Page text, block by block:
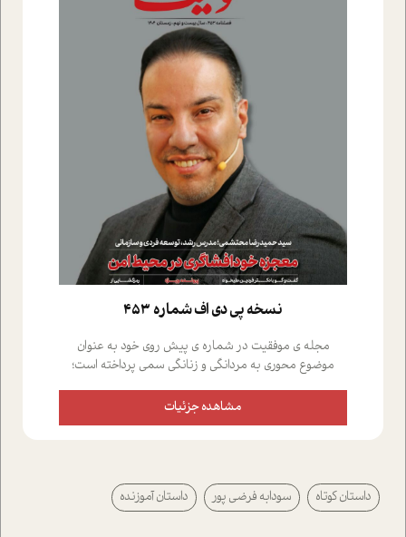
نسخه پي دي اف شماره 453
مجله ی موفقیت در شماره ی پیش روی خود به عنوان
موضوع محوری به مردانگی و زنانگی سمی پرداخته است؛
علیخواه، جامعه شناس در بخش های مختلف تلاش کرده ایم
از دریچه های گوناگون به این موضوع مهم بپردازیم.فصل
پیرامون آن آشنا می کند.در بخش دو فنجان داغ به سراغ افرادی
رفته ایم که موفقیت را در عمل به اثبات رسانده اند؛ سید
حمیدرضا محتشمی که بیست و پنجمین سال فعالیت حرفه
مشاهده جزئیات
داستان کوتاه سودابه فرضی پور داستان آموزنده